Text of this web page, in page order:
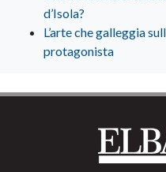
d’Isola?
L’arte che galleggia
protagonista